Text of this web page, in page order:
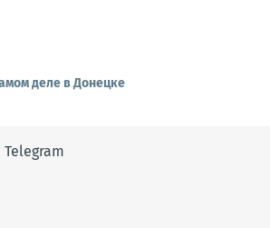
деле в Донецке